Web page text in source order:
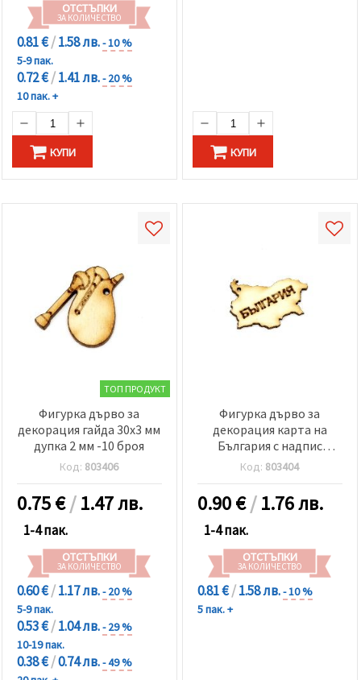
ОТСТЪПКИ
ЗА КОЛИЧЕСТВО
0.81 €/1.58 лв.- 10 %
5-9 пак.
0.72 €/1.41 лв.- 20 %
10 пак. +
КУПИ КУПИ
ТОП ПРОДУКТ
Фигурка дърво за
декорация гайда 30x3 мм
дупка 2 мм -10 броя
Код: 803406
0.75€/1.47 лв.
1-4 пак.
ОТСТЪПКИ
ЗА КОЛИЧЕСТВО
0.60 €/1.17 лв.- 20 %
5-9 пак.
0.53 €/1.04 лв.- 29 %
10-19 пак.
0.38 €/0.74 лв.- 49 %
Фигурка дърво за
декорация карта на
България с надпис
40x30x3 мм -4 броя
Код: 803404
0.90€/1.76 лв.
1-4 пак.
ОТСТЪПКИ
ЗА КОЛИЧЕСТВО
0.81 €/1.58 лв.- 10 %
5 пак. +